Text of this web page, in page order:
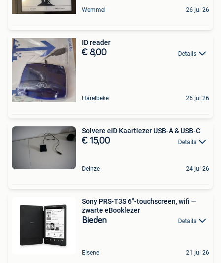
Wemmel 26 jul 26
ID reader
€ 8,00 Details
Harelbeke 26 jul 26
Solvere eID Kaartlezer USB-A & USB-C
€ 15,00 Details
Deinze 24 jul 26
Sony PRS-T3S 6"-touchscreen, wifi —
zwarte eBooklezer
Bieden Details
Elsene 21 jul 26